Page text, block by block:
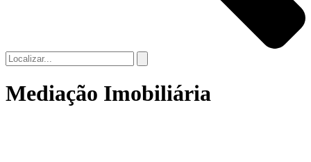
Mediação Imobiliária